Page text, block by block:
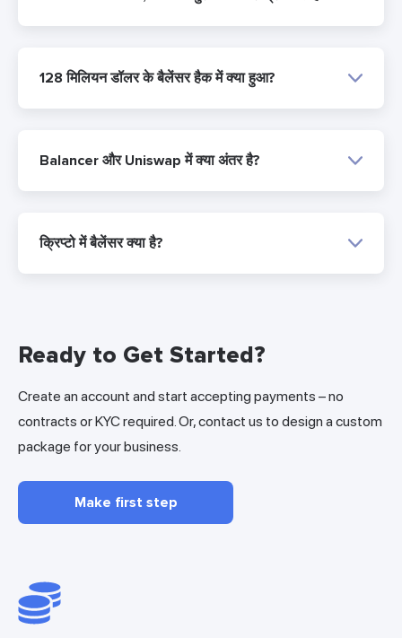
128 मिलियन डॉलर के बैलेंसर हैक में क्या हुआ?
Balancer और Uniswap में क्या अंतर है?
क्रिप्टो में बैलेंसर क्या है?
Ready to Get Started?
Create an account and start accepting payments – no
contracts or KYC required. Or, contact us to design a custom
package for your business.
Make first step